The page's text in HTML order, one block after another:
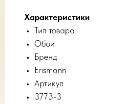
Характеристики
Тип товара
Обои
Бренд
Erismann
Артикул
3773-3